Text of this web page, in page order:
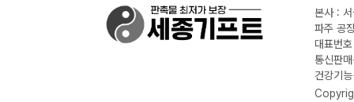
본사 :
파주 공
대표번
통신판
건강기